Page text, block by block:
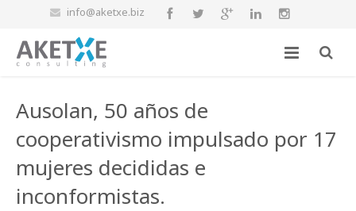
info@aketxe.biz
Ausolan, 50 años de
cooperativismo impulsado por 17
mujeres decididas e
inconformistas.